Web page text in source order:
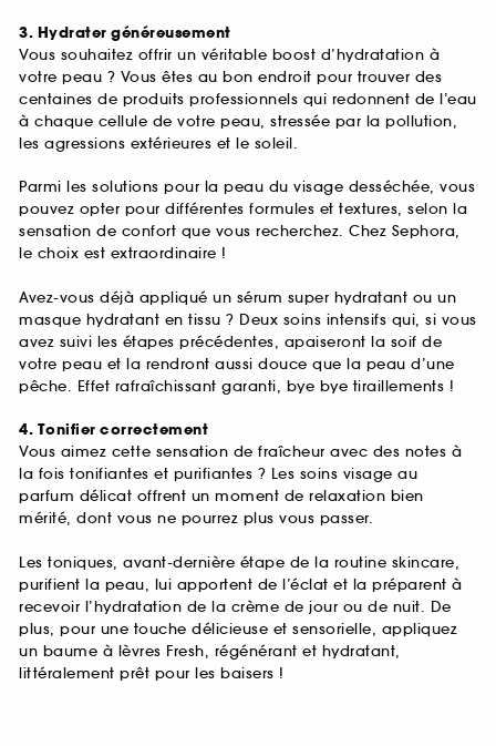
3. Hydrater généreusement
Vous souhaitez offrir un véritable boost d’hydratation à
votre peau ? Vous êtes au bon endroit pour trouver des
centaines de produits professionnels qui redonnent de l’eau
à chaque cellule de votre peau, stressée par la pollution,
les agressions extérieures et le soleil.
Parmi les solutions pour la peau du visage desséchée, vous
pouvez opter pour différentes formules et textures, selon la
sensation de confort que vous recherchez. Chez Sephora,
le choix est extraordinaire !
Avez-vous déjà appliqué un sérum super hydratant ou un
masque hydratant en tissu ? Deux soins intensifs qui, si vous
avez suivi les étapes précédentes, apaiseront la soif de
votre peau et la rendront aussi douce que la peau d’une
pêche. Effet rafraîchissant garanti, bye bye tiraillements !
4. Tonifier correctement
Vous aimez cette sensation de fraîcheur avec des notes à
la fois tonifiantes et purifiantes ? Les soins visage au
parfum délicat offrent un moment de relaxation bien
mérité, dont vous ne pourrez plus vous passer.
Les toniques, avant-dernière étape de la routine skincare,
purifient la peau, lui apportent de l’éclat et la préparent à
recevoir l’hydratation de la crème de jour ou de nuit. De
plus, pour une touche délicieuse et sensorielle, appliquez
un baume à lèvres Fresh, régénérant et hydratant,
littéralement prêt pour les baisers !